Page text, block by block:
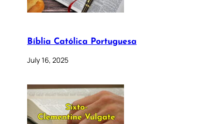
Bíblia Católica Portuguesa
July 16, 2025